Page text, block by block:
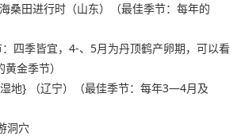
桑田进行时（山东）（最佳季节：每年的
四季皆宜，4-、5月为丹顶鹤产卵期，可以看
金季节）
地} （辽宁）（最佳季节：每年3―4月及
洞穴